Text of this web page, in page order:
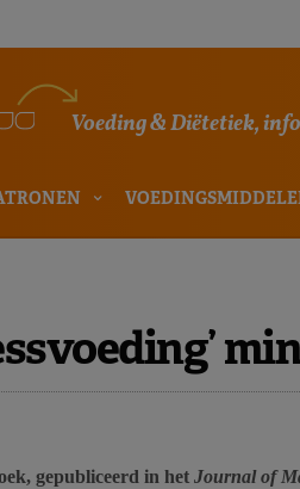
Voeding & Diëtetiek,
gepubliceerd in het Journal of